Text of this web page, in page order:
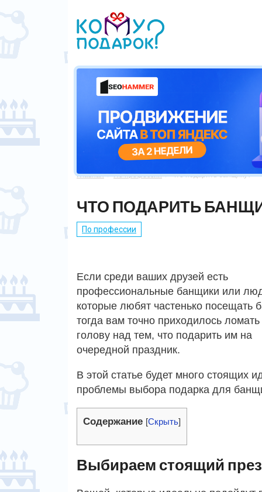
Главная  По профессии  Что подарить банщику?
ЧТО ПОДАРИТЬ
По профессии
Если среди ваших друзей есть
профессиональные банщики или
которые любят частенько посещать
тогда вам точно приходилось ломать
голову над тем, что подарить им на
очередной праздник.
В этой статье будет много стоящих
проблемы выбора подарка для
Содержание [Скрыть]
Выбираем стоящий